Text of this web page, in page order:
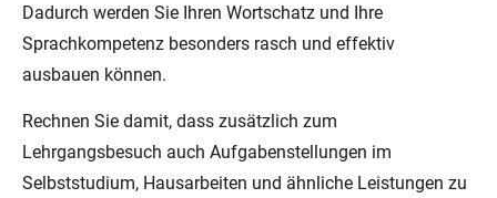
Dadurch werden Sie Ihren Wortschatz und Ihre
Sprachkompetenz besonders rasch und effektiv
ausbauen können.
Rechnen Sie damit, dass zusätzlich zum
Lehrgangsbesuch auch Aufgabenstellungen im
Selbststudium, Hausarbeiten und ähnliche Leistungen zu